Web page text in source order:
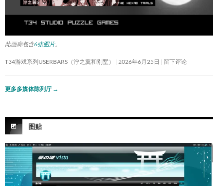
此画廊包含6张图片。
T34游戏系列USERBARS（泞之翼和别墅） 2026年6月25日 留下评论
更多多媒体陈列厅 →
图贴